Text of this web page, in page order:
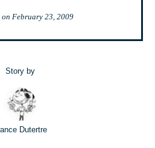
on February 23, 2009
Story by
Dutertre